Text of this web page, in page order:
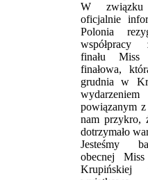
W
oficjalnie
Polonia
współpracy
finału
finałowa,
grudnia w
powiązanym
nam przykro,
dotrzymało
Jesteśmy
obecnej